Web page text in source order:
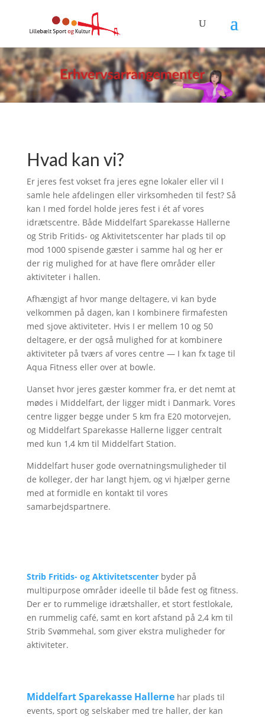
Hvad kan vi?
Er jeres fest vokset fra jeres egne lokaler eller vil I
samle hele afdelingen eller virksomheden til fest? Så
kan I med fordel holde jeres fest i ét af vores
idrætscentre. Både Middelfart Sparekasse Hallerne
og Strib Fritids- og Aktivitetscenter har plads til op
mod 1000 spisende gæster i samme hal og her er
der rig mulighed for at have flere områder eller
aktiviteter i hallen.
Afhængigt af hvor mange deltagere, vi kan byde
velkommen på dagen, kan I kombinere firmafesten
med sjove aktiviteter. Hvis I er mellem 10 og 50
deltagere, er der også mulighed for at kombinere
aktiviteter på tværs af vores centre — I kan fx tage til
Aqua Fitness eller over at bowle.
Uanset hvor jeres gæster kommer fra, er det nemt at
mødes i Middelfart, der ligger midt i Danmark. Vores
centre ligger begge under 5 km fra E20 motorvejen,
og Middelfart Sparekasse Hallerne ligger centralt
med kun 1,4 km til Middelfart Station.
Middelfart huser gode overnatningsmuligheder til
de kolleger, der har langt hjem, og vi hjælper gerne
med at formidle en kontakt til vores
samarbejdspartnere.
Strib Fritids- og Aktivitetscenterbyder på
multipurpose områder ideelle til både fest og fitness.
Der er to rummelige idrætshaller, et stort festlokale,
en rummelig café, samt en kort afstand på 2,4 km til
Strib Svømmehal, som giver ekstra muligheder for
aktiviteter.
Middelfart Sparekasse Hallernehar plads til
events, sport og selskaber med tre haller, der kan